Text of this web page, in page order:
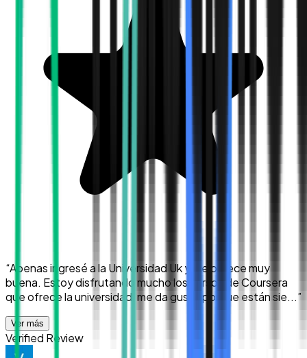
“Apenas ingresé a la Universidad Uk y me parece muy
buena. Estoy disfrutando mucho los cursos de Coursera
que ofrece la universidad, me da gusto porque están sie...”
Ver más
Verified Review